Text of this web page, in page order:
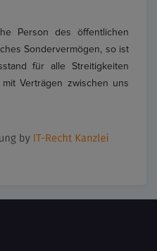
Person des öffentlichen
Sondervermögen, so ist
für alle Streitigkeiten
Verträgen zwischen uns